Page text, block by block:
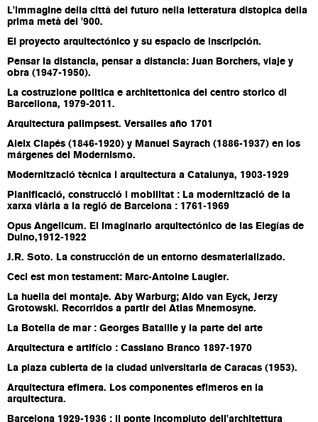
L'immagine della città del futuro nella letteratura distopica della
prima metà del '900.
El proyecto arquitectónico y su espacio de inscripción.
Pensar la distancia, pensar a distancia: Juan Borchers, viaje y
obra (1947-1950).
La costruzione politica e architettonica del centro storico di
Barcellona, 1979-2011.
Arquitectura palimpsest. Versalles año 1701
Aleix Clapés (1846-1920) y Manuel Sayrach (1886-1937) en los
márgenes del Modernismo.
Modernització tècnica i arquitectura a Catalunya, 1903-1929
Planificació, construcció i mobilitat : La modernització de la
xarxa viària a la regió de Barcelona : 1761-1969
Opus Angelicum. El imaginario arquitectónico de las Elegías de
Duino,1912-1922
J.R. Soto. La construcción de un entorno desmaterializado.
Ceci est mon testament: Marc-Antoine Laugier.
La huella del montaje. Aby Warburg; Aldo van Eyck, Jerzy
Grotowski. Recorridos a partir del Atlas Mnemosyne.
La Botella de mar : Georges Bataille y la parte del arte
Arquitectura e artifício : Cassiano Branco 1897-1970
La plaza cubierta de la ciudad universitaria de Caracas (1953).
Arquitectura efimera. Los componentes efimeros en la
arquitectura.
Barcelona 1929-1936 : il ponte incompiuto dell'architettura